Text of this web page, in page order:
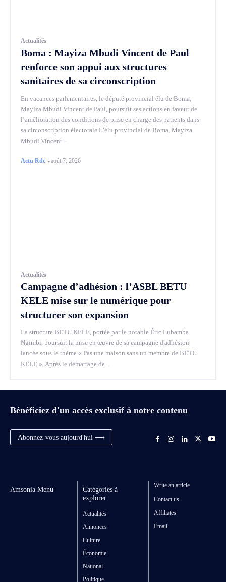
Actualités
Boma : Mayiza Mbudi Vincent de Paul
renforce son appui aux structures
sanitaires de sa circonscription
En vacances parlementaires, le député provincial élu de Boma,
Mayiza Mbudi Vincent de Paul, poursuit ses actions en faveur de
l’amélioration des conditions de prise en charge des patients dans
sa circonscription électorale.L’élu provincial de Boma, Mayiza
Mbudi Vincent...
Actu Rdc -août 7, 2026
Actualités
Campagne d’adhésion : l’ASBL BETU
KELE mise sur le numérique pour
structurer son expansion
La structure BETU KELE, portée par le notable Éric Lubamba
Ngimbi, poursuit la mise en œuvre de sa campagne d'adhésion
lancée sous le thème « Pas une maison sans un membre de BETU
KELE ». Après le démarrage de...
Bénéficiez d'un accès exclusif à notre contenu
Abonnez-vous aujourd'hui ⟶
Amsonia Menu
Catégories à
explorer
Actualités
Annonces
Culture
Économie
National
Politique
Write an article
Contact us
Affiliates
Email